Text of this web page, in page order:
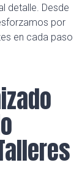
detalle. Desde
por
en cada paso